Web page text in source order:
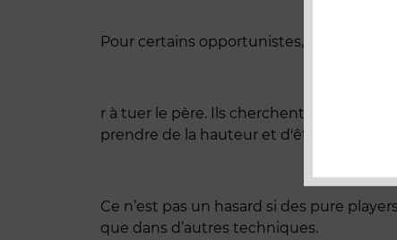
Pour certains opportunistes, la tentation
r à tuer le père. Ils cherchent pour
prendre de la hauteur et d'être moins
Ce n’est pas un hasard si des pure
que dans d’autres techniques.